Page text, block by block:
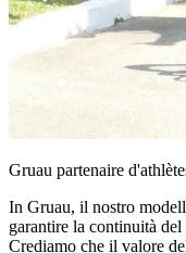
Gruau partenaire
In Gruau, il nostro
garantire la continuità
Crediamo che il valore